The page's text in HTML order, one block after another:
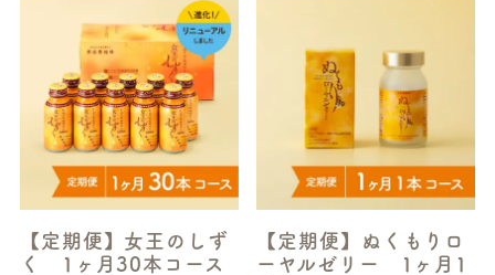
【定期便】女王のしず
く 1ヶ月30本コース
【定期便】ぬくもりロ
ーヤルゼリー 1ヶ月1